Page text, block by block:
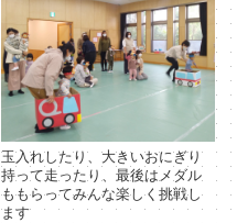
玉入れしたり、大きいおにぎり
持って走ったり、最後はメダル
ももらってみんな楽しく挑戦し
ます